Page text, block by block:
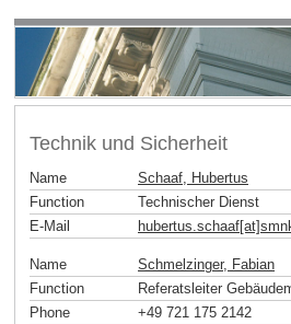
Technik und Sicherheit
Name
Schaaf, Hubertus
Function
Technischer Dienst
E-Mail
Name
Schmelzinger, Fabian
Function
Referatsleiter
Phone
+49 721 175 2142